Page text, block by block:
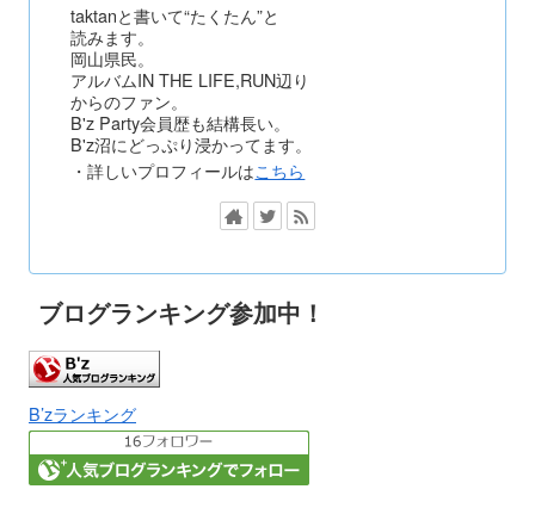
taktanと書いて“たくたん”と
読みます。
岡山県民。
アルバムIN THE LIFE,RUN辺り
からのファン。
B'z Party会員歴も結構長い。
B'z沼にどっぷり浸かってます。
・詳しいプロフィールはこちら
ブログランキング参加中！
B’zランキング